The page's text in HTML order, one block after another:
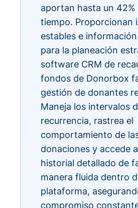
aportan hasta un 42%
tiempo. Proporcionan
estables e
para la planeación
software CRM de
fondos de Donorbox
gestión de donantes
Maneja los intervalos
recurrencia, rastrea el
comportamiento de
donaciones y accede
historial detallado de
manera fluida dentro
plataforma,
compromiso